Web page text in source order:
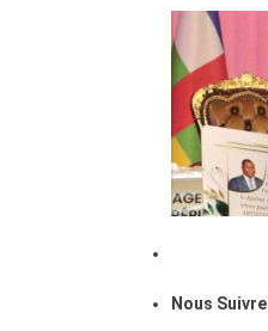
Nous Suivre